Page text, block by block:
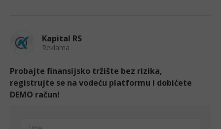
Kapital RS
Reklama
Probajte finansijsko tržište bez rizika,
registrujte se na vodeću platformu i dobićete
DEMO račun!